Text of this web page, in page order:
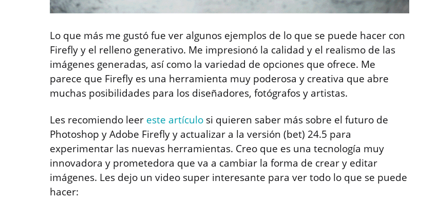
Lo que más me gustó fue ver algunos ejemplos de lo que se puede hacer con
Firefly y el relleno generativo. Me impresionó la calidad y el realismo de las
imágenes generadas, así como la variedad de opciones que ofrece. Me
parece que Firefly es una herramienta muy poderosa y creativa que abre
muchas posibilidades para los diseñadores, fotógrafos y artistas.
Les recomiendo leer este artículo si quieren saber más sobre el futuro de
Photoshop y Adobe Firefly y actualizar a la versión (bet) 24.5 para
experimentar las nuevas herramientas. Creo que es una tecnología muy
innovadora y prometedora que va a cambiar la forma de crear y editar
imágenes. Les dejo un video super interesante para ver todo lo que se puede
hacer: